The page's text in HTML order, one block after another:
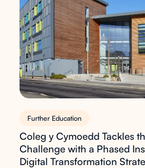
Further Education
Coleg y Cymoedd Tackles
Challenge with a Phased
Digital Transformation